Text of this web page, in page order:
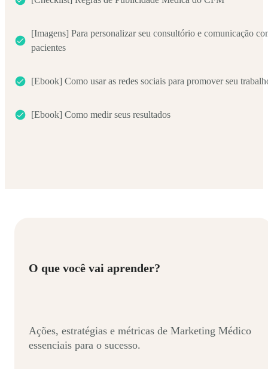
[Imagens] Para personalizar seu consultório e comunicação
pacientes
[Ebook] Como usar as redes sociais para promover seu
[Ebook] Como medir seus resultados
O que você vai aprender?
Ações, estratégias e métricas de Marketing Médico
essenciais para o sucesso.